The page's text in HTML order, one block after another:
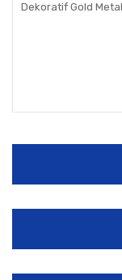
Dekoratif Gold